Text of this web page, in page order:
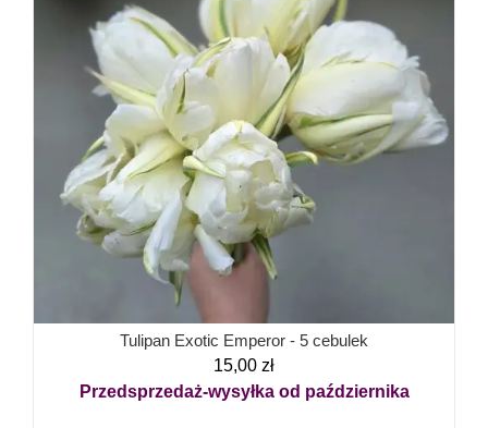
Tulipan Exotic Emperor - 5 cebulek
15,00 zł
Przedsprzedaż-wysyłka od października